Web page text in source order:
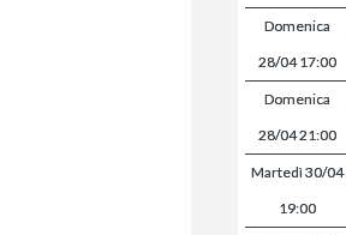
Domenica
28/0417:00
Domenica
28/0421:00
Martedì 30/04
19:00